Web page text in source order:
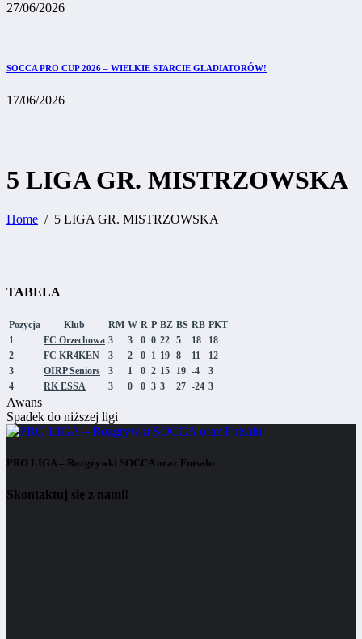
27/06/2026
SOCCA PRO CUP 2026 – WIELKIE STARCIE GLADIATORÓW!
17/06/2026
5 LIGA GR. MISTRZOWSKA
Home 5 LIGA GR. MISTRZOWSKA
TABELA
Pozycja Klub RM W R P BZ BS RB PKT
1
FC Orzechowa 3 3 0 0 22 5 18
18
2
FC KR4KEN 3 2 0 1 19 8 11
12
3
OIRP Seniors 3 1 0 2 15 19 -4
3
4
RK ESSA 3 0 0 3 3 27 -24 3
Awans
Spadek do niższej ligi
PRO LIGA – Rozgrywki SOCCA oraz Futsalu
Skontaktuj się z nami!